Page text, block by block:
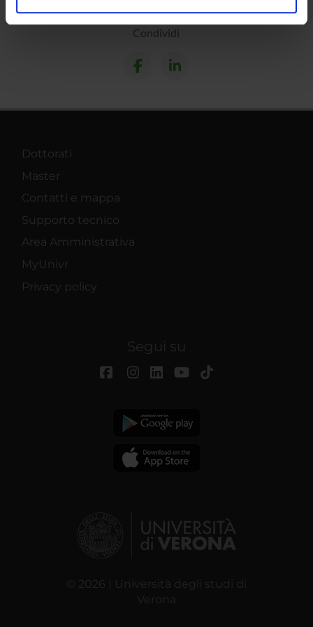
analizzare il nostro traffico. Condividiamo inoltre
informazioni sul modo in cui utilizzi il nostro sito con i
pubblicità e social media, i quali potrebbero combinarle
Condividi
Dottorati
Master
Contatti e mappa
Supporto tecnico
Area Amministrativa
MyUnivr
Privacy policy
Segui su
© 2026 | Università degli studi di
Verona